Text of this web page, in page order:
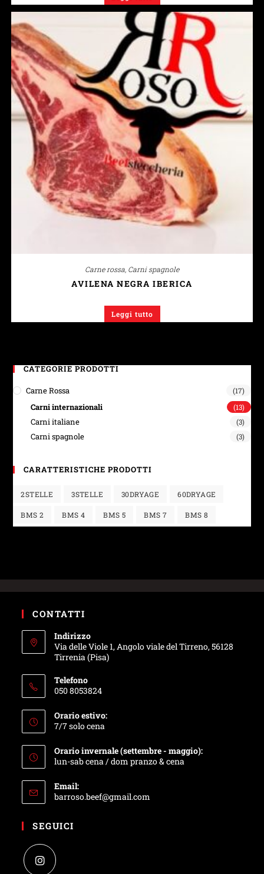
Carne rossa Carni spagnole
AVILENA NEGRA IBERICA
Leggi tutto
CATEGORIE PRODOTTI
Carne Rossa (17)
Carni internazionali (13)
Carni italiane (3)
Carni spagnole (3)
CARATTERISTICHE PRODOTTI
2STELLE 3STELLE 30DRYAGE 60DRYAGE
BMS 2 BMS 4 BMS 5 BMS 7 BMS 8
CONTATTI
Indirizzo
Via delle Viole 1, Angolo viale del Tirreno, 56128
Tirrenia (Pisa)
Telefono
050 8053824
Orario estivo:
7/7 solo cena
Orario invernale (settembre - maggio):
lun-sab cena / dom pranzo & cena
Email:
barroso.beef@gmail.com
SEGUICI